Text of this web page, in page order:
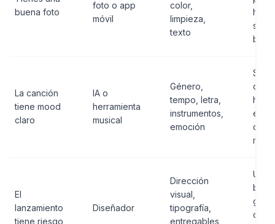
buena foto
foto o app
móvil
color,
limpieza,
texto
se
La canción
tiene mood
claro
IA o
herramienta
musical
Género,
tempo, letra,
instrumentos,
emoción
que
El
lanzamiento
tiene riesgo
Diseñador
Dirección
visual,
tipografía,
entregables,
Usar
como